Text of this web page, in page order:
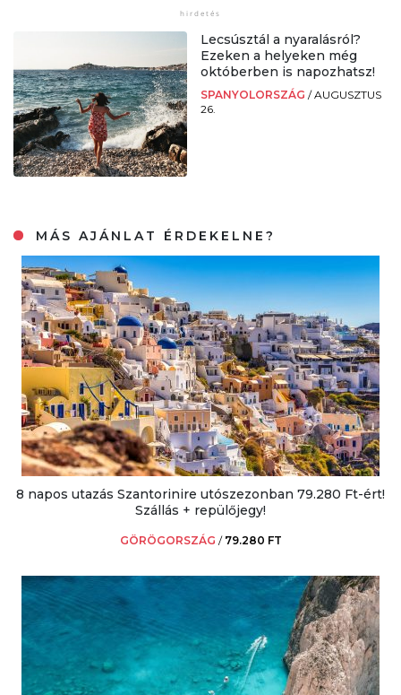
Lecsúsztál a nyaralásról?
Ezeken a helyeken még
októberben is napozhatsz!
SPANYOLORSZÁG /AUGUSZTUS
26.
MÁS AJÁNLAT ÉRDEKELNE?
8 napos utazás Szantorinire utószezonban 79.280 Ft-ért!
Szállás + repülőjegy!
GÖRÖGORSZÁG / 79.280 FT